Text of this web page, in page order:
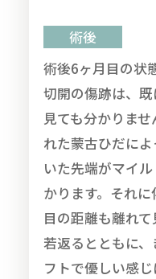
術後
術後6ヶ月目の状
切開の傷跡は、
見ても分かりま
れた蒙古ひだに
いた先端がマイ
かります。それ
目の距離も離れ
若返るとともに
フトで優しい感じ